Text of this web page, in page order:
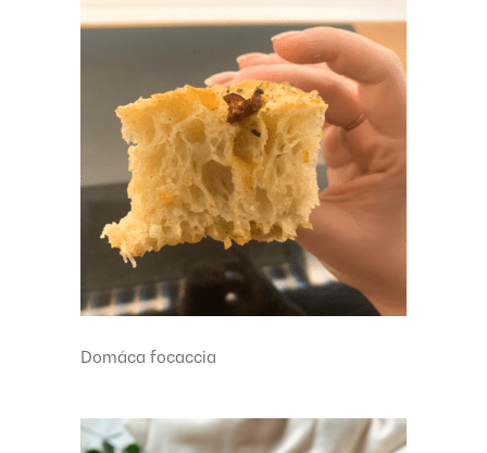
Domáca focaccia